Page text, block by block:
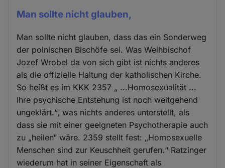
Man sollte nicht glauben,
Man sollte nicht glauben, dass das ein Sonderweg
der polnischen Bischöfe sei. Was Weihbischof
Jozef Wrobel da von sich gibt ist nichts anderes
als die offizielle Haltung der katholischen Kirche.
So heißt es im KKK 2357 „ ...Homosexualität ...
Ihre psychische Entstehung ist noch weitgehend
ungeklärt.“, was nichts anderes unterstellt, als
dass sie mit einer geeigneten Psychotherapie auch
zu „heilen“ wäre. 2359 stellt fest: „Homosexuelle
Menschen sind zur Keuschheit gerufen.“ Ratzinger
wiederum hat in seiner Eigenschaft als